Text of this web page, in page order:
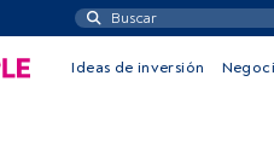
Ideas de inversión